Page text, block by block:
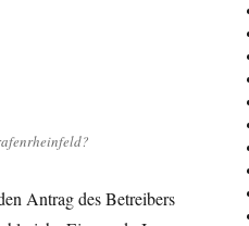
Antrag des Betreibers